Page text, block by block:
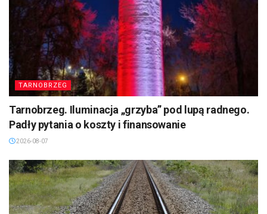
TARNOBRZEG
Tarnobrzeg. Iluminacja „grzyba” pod lupą radnego.
Padły pytania o koszty i finansowanie
2026-08-07